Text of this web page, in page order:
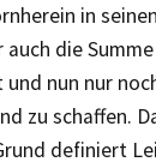
in
die
nun nur
zu schaffen.
definiert